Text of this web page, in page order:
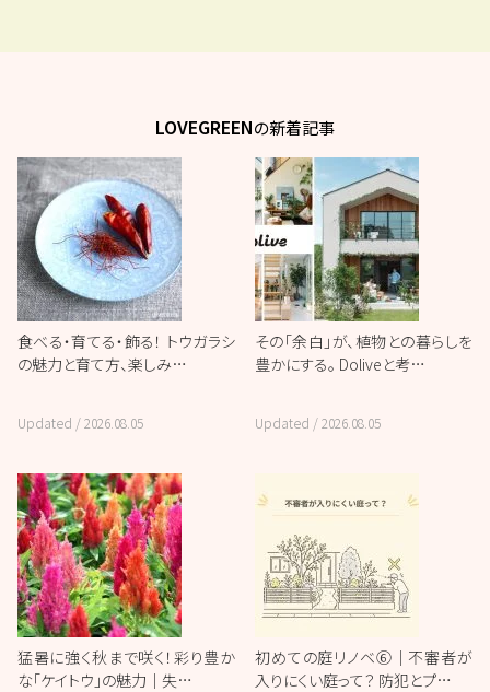
LOVEGREENの新着記事
食べる・育てる・飾る！ トウガラシ
の魅力と育て方、楽しみ…
Updated /2026.08.05
その「余白」が、植物との暮らしを
豊かにする。 Doliveと考…
Updated /2026.08.05
猛暑に強く秋まで咲く！彩り豊か
な「ケイトウ」の魅力｜失…
初めての庭リノベ⑥｜不審者が
入りにくい庭って？ 防犯とプ…